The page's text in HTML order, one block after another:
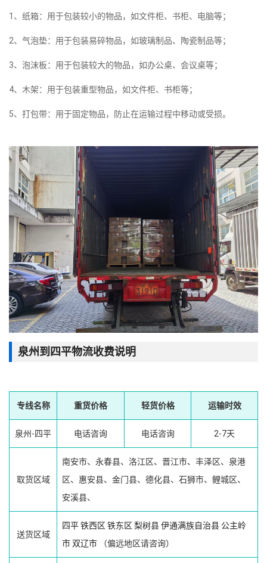
1、纸箱：用于包装较小的物品，如文件柜、书柜、电脑等；
2、气泡垫：用于包装易碎物品，如玻璃制品、陶瓷制品等；
3、泡沫板：用于包装较大的物品，如办公桌、会议桌等；
4、木架：用于包装重型物品，如文件柜、书柜等；
5、打包带：用于固定物品，防止在运输过程中移动或受损。
泉州到四平物流收费说明
专线名称 重货价格 轻货价格 运输时效
泉州-四平 电话咨询 电话咨询 2-7天
取货区域
南安市、永春县、洛江区、晋江市、丰泽区、泉港
区、惠安县、金门县、德化县、石狮市、鲤城区、
安溪县、
送货区域
四平铁西区 铁东区 梨树县伊通满族自治县 公主岭
市双辽市 （偏远地区请咨询）